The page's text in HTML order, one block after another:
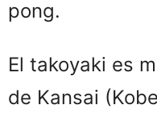
pong.
El takoyaki es
de Kansai